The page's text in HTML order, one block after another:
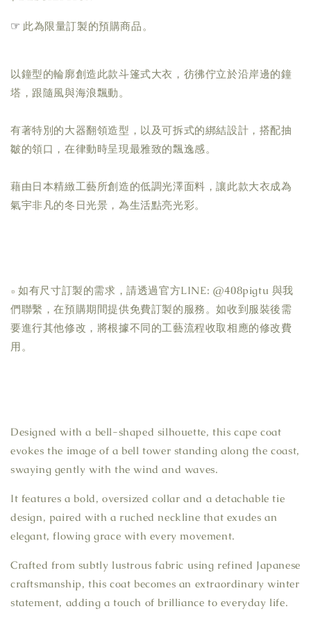
☞ 此為限量訂製的預購商品。
以鐘型的輪廓創造此款斗篷式大衣，彷彿佇立於沿岸邊的鐘
塔，跟隨風與海浪飄動。
有著特別的大器翻領造型，以及可拆式的綁結設計，搭配抽
皺的領口，在律動時呈現最雅致的飄逸感。
藉由日本精緻工藝所創造的低調光澤面料，讓此款大衣成為
氣宇非凡的冬日光景，為生活點亮光彩。
▫ 如有尺寸訂製的需求，請透過官方LINE: @408pigtu 與我
們聯繫，在預購期間提供免費訂製的服務。如收到服裝後需
要進行其他修改，將根據不同的工藝流程收取相應的修改費
用。
Designed with a bell-shaped silhouette, this cape coat
evokes the image of a bell tower standing along the coast,
swaying gently with the wind and waves.
It features a bold, oversized collar and a detachable tie
design, paired with a ruched neckline that exudes an
elegant, flowing grace with every movement.
Crafted from subtly lustrous fabric using refined Japanese
craftsmanship, this coat becomes an extraordinary winter
statement, adding a touch of brilliance to everyday life.